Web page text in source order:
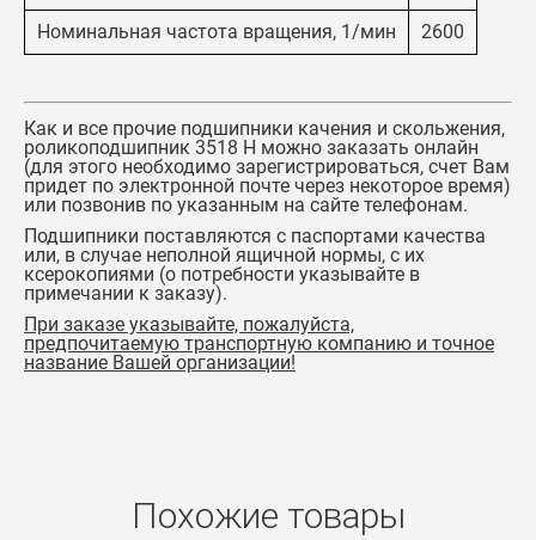
Номинальная частота вращения, 1/мин
2600
Как и все прочие подшипники качения и скольжения,
роликоподшипник 3518 Н можно заказать онлайн
(для этого необходимо зарегистрироваться, счет Вам
придет по электронной почте через некоторое время)
или позвонив по указанным на сайте телефонам.
Подшипники поставляются с паспортами качества
или, в случае неполной ящичной нормы, с их
ксерокопиями (о потребности указывайте в
примечании к заказу).
При заказе указывайте, пожалуйста,
предпочитаемую транспортную компанию и точное
название Вашей организации!
Похожие товары